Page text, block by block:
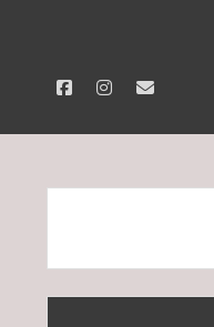
facebookinstagram
email